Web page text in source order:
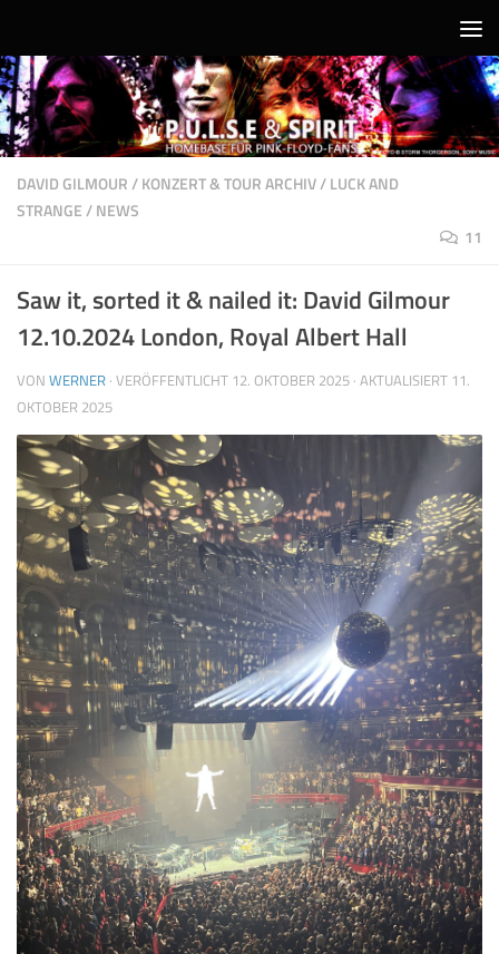
DAVID GILMOUR/KONZERT & TOUR ARCHIV/LUCK AND
STRANGE/NEWS
11
Saw it, sorted it & nailed it: David Gilmour
12.10.2024 London, Royal Albert Hall
VON WERNER · VERÖFFENTLICHT 12. OKTOBER 2025 · AKTUALISIERT 11.
OKTOBER 2025